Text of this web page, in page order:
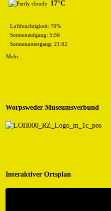
17°C
Luftfeuchtigkeit: 70%
Sonnenaufgang: 5:56
Sonnenuntergang: 21:02
Mehr...
Worpsweder Museumsverbund
Interaktiver Ortsplan